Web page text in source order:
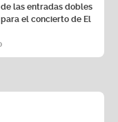
las entradas dobles
el concierto de El